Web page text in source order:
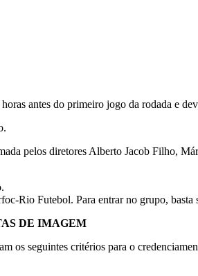
antes do primeiro jogo da rodada e
pelos diretores Alberto Jacob Filho,
Rio Futebol. Para entrar no grupo,
DE IMAGEM
os seguintes critérios para o